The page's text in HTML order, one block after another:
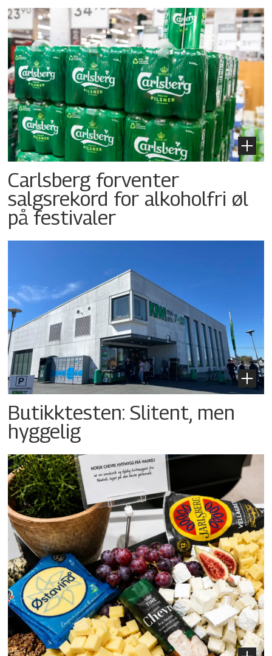
Carlsberg forventer
salgsrekord for alkoholfri øl
på festivaler
Butikktesten: Slitent, men
hyggelig